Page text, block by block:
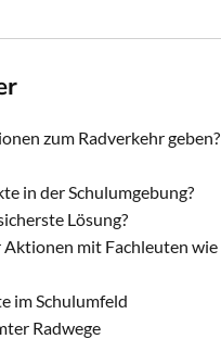
zum Radverkehr geben?
in der Schulumgebung?
Lösung?
mit Fachleuten wie
im Schulumfeld
Radwege